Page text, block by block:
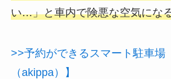
い…」と車内で険悪な空気にな
>>予約ができるスマート駐車場
（akippa）】